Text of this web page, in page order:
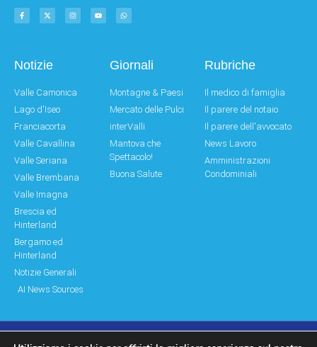
Notizie
Valle Camonica
Lago d'Iseo
Franciacorta
Valle Cavallina
Valle Seriana
Valle Brembana
Valle Imagna
Brescia ed
Hinterland
Bergamo ed
Hinterland
Notizie Generali
AI News Sources
Giornali
Montagne & Paesi
Mercato delle Pulci
interValli
Mantova che
Spettacolo!
Buona Salute
Rubriche
Il medico di famiglia
Il parere del notaio
Il parere dell'avvocato
News Lavoro
Amministrazioni
Condominiali